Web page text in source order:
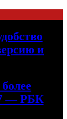
и
— РБК